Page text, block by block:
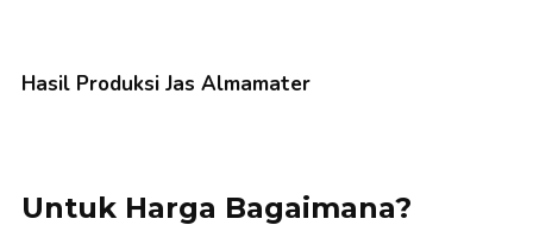
Hasil Produksi Jas Almamater
Untuk Harga Bagaimana?